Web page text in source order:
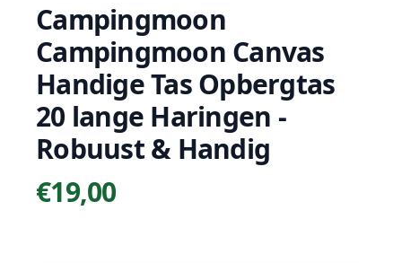
Campingmoon
Campingmoon Canvas
Handige Tas Opbergtas
20 lange Haringen -
Robuust & Handig
Prijs
€19,00